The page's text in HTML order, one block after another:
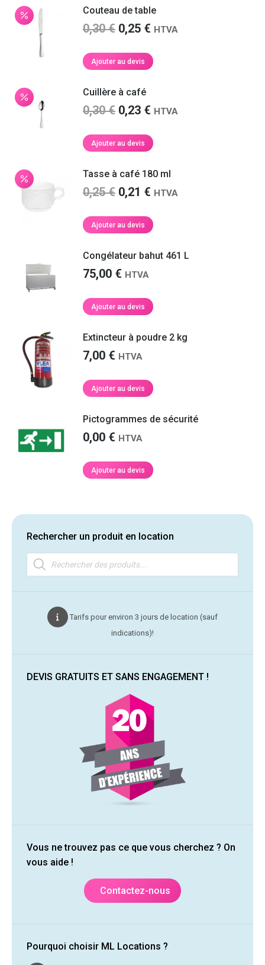
Couteau de table
0,30€ Le
initial
0,30 €.
0,25 € Le
actuel
HTVA
Ajouter au devis
Cuillère à café
0,30€ Le
initial
0,30 €.
0,23 € Le
actuel
0,23 €.
HTVA
Ajouter au devis
Tasse à café 180 ml
0,25€ Le
initial
0,25 €.
0,21 € Le
actuel
0,21 €.
HTVA
Ajouter au devis
Congélateur bahut 461 L
75,00 € HTVA
Ajouter au devis
Extincteur à poudre 2 kg
7,00 € HTVA
Ajouter au devis
Pictogrammes de sécurité
0,00 € HTVA
Ajouter au devis
Rechercher un produit en location
Recherche
de
produits
Tarifs pour environ 3 jours de location (sauf
indications)!
DEVIS GRATUITS ET SANS ENGAGEMENT !
Vous ne trouvez pas ce que vous cherchez ? On
vous aide !
Contactez-nous
Pourquoi choisir ML Locations ?